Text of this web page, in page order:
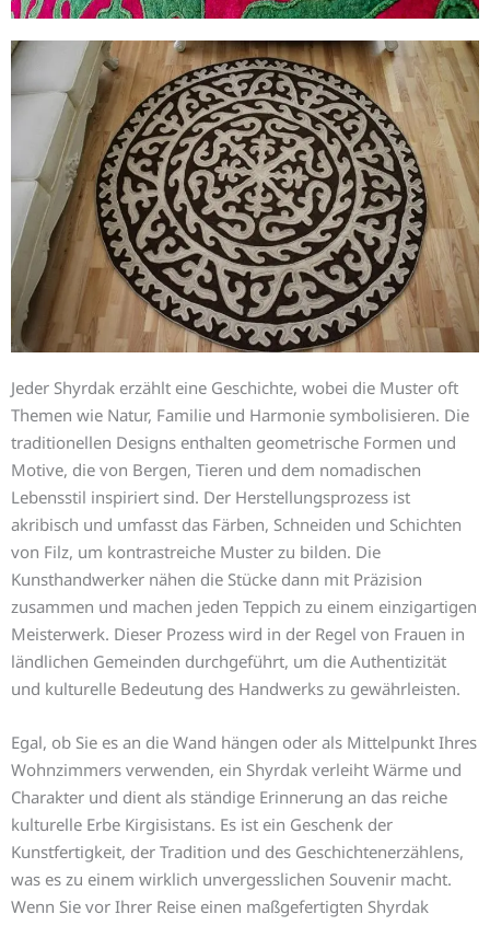
Jeder Shyrdak erzählt eine Geschichte, wobei die Muster oft
Themen wie Natur, Familie und Harmonie symbolisieren. Die
traditionellen Designs enthalten geometrische Formen und
Motive, die von Bergen, Tieren und dem nomadischen
Lebensstil inspiriert sind. Der Herstellungsprozess ist
akribisch und umfasst das Färben, Schneiden und Schichten
von Filz, um kontrastreiche Muster zu bilden. Die
Kunsthandwerker nähen die Stücke dann mit Präzision
zusammen und machen jeden Teppich zu einem einzigartigen
Meisterwerk. Dieser Prozess wird in der Regel von Frauen in
ländlichen Gemeinden durchgeführt, um die Authentizität
und kulturelle Bedeutung des Handwerks zu gewährleisten.
Egal, ob Sie es an die Wand hängen oder als Mittelpunkt Ihres
Wohnzimmers verwenden, ein Shyrdak verleiht Wärme und
Charakter und dient als ständige Erinnerung an das reiche
kulturelle Erbe Kirgisistans. Es ist ein Geschenk der
Kunstfertigkeit, der Tradition und des Geschichtenerzählens,
was es zu einem wirklich unvergesslichen Souvenir macht.
Wenn Sie vor Ihrer Reise einen maßgefertigten Shyrdak